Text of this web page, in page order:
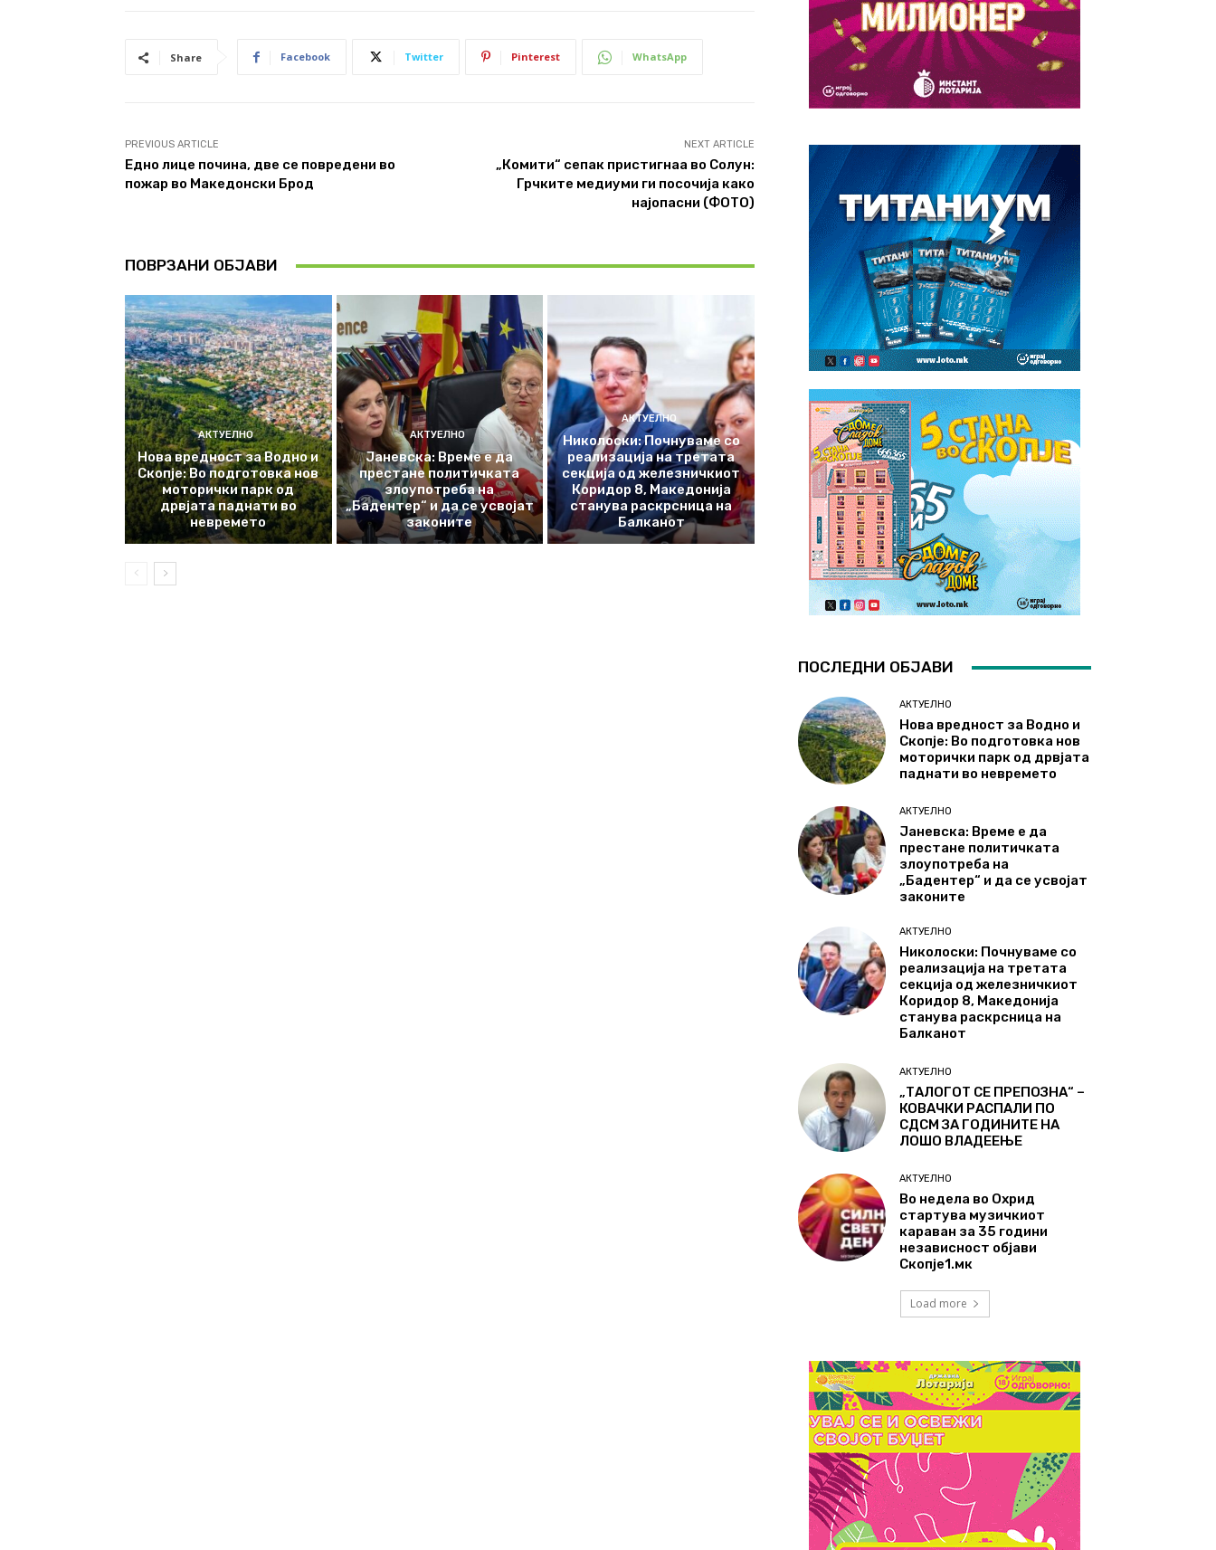
Share Facebook Twitter Pinterest WhatsApp
PREVIOUS ARTICLE
Едно лице почина, две се повредени во
пожар во Македонски Брод
NEXT ARTICLE
„Комити“ сепак пристигнаа во Солун:
Грчките медиуми ги посочија како
најопасни (ФОТО)
ПОВРЗАНИ ОБЈАВИ
АКТУЕЛНО
Нова вредност за Водно и
Скопје: Во подготовка нов
моторички парк од
дрвјата паднати во
невремето
АКТУЕЛНО
Јаневска: Време е да
престане политичката
злоупотреба на
„Бадентер“ и да се усвојат
законите
АКТУЕЛНО
Николоски: Почнуваме со
реализација на третата
секција од железничкиот
Коридор 8, Македонија
станува раскрсница на
Балканот
ПОСЛЕДНИ ОБЈАВИ
АКТУЕЛНО
Нова вредност за Водно и
Скопје: Во подготовка нов
моторички парк од дрвјата
паднати во невремето
АКТУЕЛНО
Јаневска: Време е да
престане политичката
злоупотреба на
„Бадентер“ и да се усвојат
законите
АКТУЕЛНО
Николоски: Почнуваме со
реализација на третата
секција од железничкиот
Коридор 8, Македонија
станува раскрсница на
Балканот
АКТУЕЛНО
„ТАЛОГОТ СЕ ПРЕПОЗНА“ –
КОВАЧКИ РАСПАЛИ ПО
СДСМ ЗА ГОДИНИТЕ НА
ЛОШО ВЛАДЕЕЊЕ
АКТУЕЛНО
Во недела во Охрид
стартува музичкиот
караван за 35 години
независност објави
Скопје1.мк
Load more